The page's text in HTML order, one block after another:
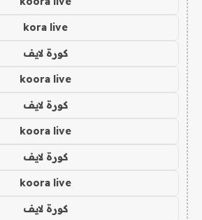
kora live
كورة لايف
koora live
كورة لايف
koora live
كورة لايف
koora live
كورة لايف